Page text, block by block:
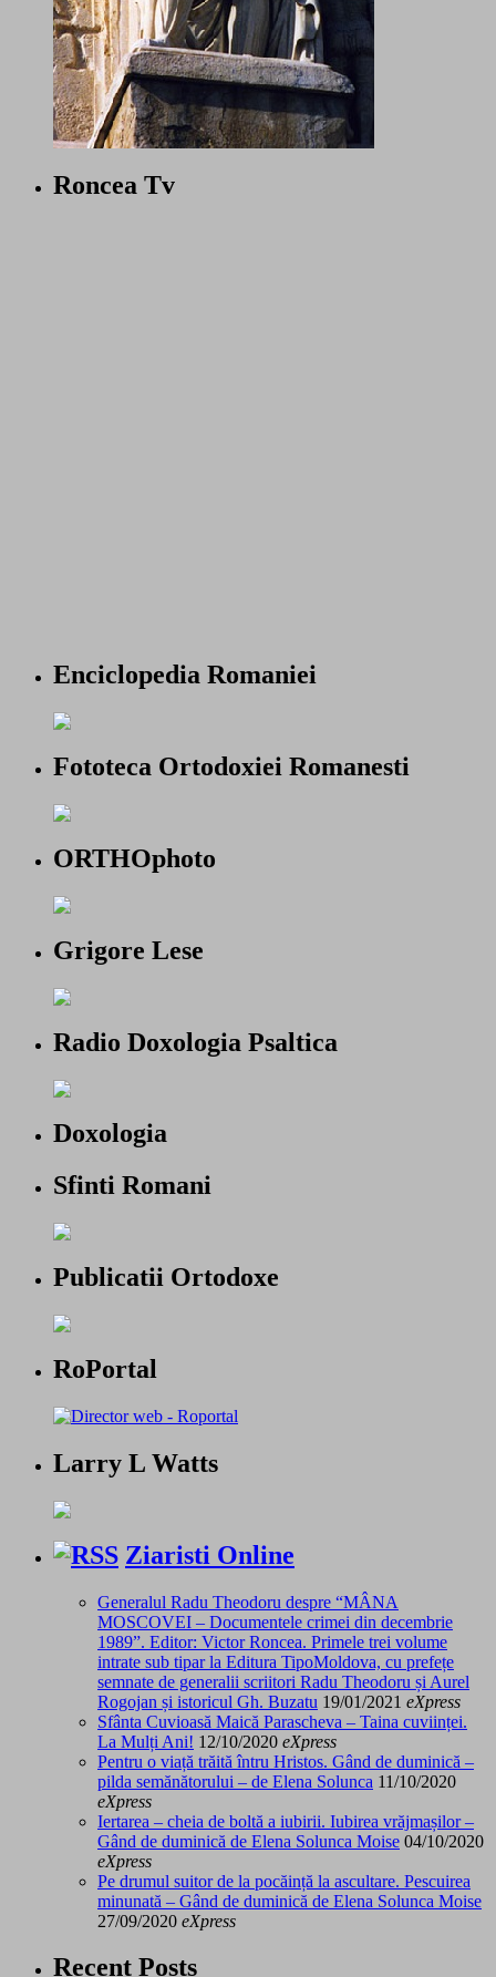
Roncea Tv
Enciclopedia Romaniei
Fototeca Ortodoxiei Romanesti
ORTHOphoto
Grigore Lese
Radio Doxologia Psaltica
Doxologia
Sfinti Romani
Publicatii Ortodoxe
RoPortal
Larry L Watts
Ziaristi Online
Generalul Radu Theodoru despre “MÂNA
MOSCOVEI – Documentele crimei din decembrie
1989”. Editor: Victor Roncea. Primele trei volume
intrate sub tipar la Editura TipoMoldova, cu prefețe
semnate de generalii scriitori Radu Theodoru și Aurel
Rogojan și istoricul Gh. Buzatu 19/01/2021 eXpress
Sfânta Cuvioasă Maică Parascheva – Taina cuviinței.
La Mulți Ani! 12/10/2020 eXpress
Pentru o viață trăită întru Hristos. Gând de duminică –
pilda semănătorului – de Elena Solunca 11/10/2020
eXpress
Iertarea – cheia de boltă a iubirii. Iubirea vrăjmașilor –
Gând de duminică de Elena Solunca Moise 04/10/2020
eXpress
Pe drumul suitor de la pocăință la ascultare. Pescuirea
minunată – Gând de duminică de Elena Solunca Moise
27/09/2020 eXpress
Recent Posts